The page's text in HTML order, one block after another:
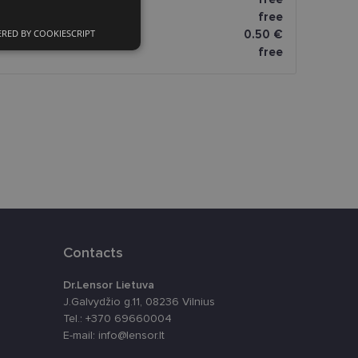
free
0.50 €
free
Contacts
Dr.Lensor Lietuva
J.Galvydžio g.11, 08236 Vilnius
Tel.: +370 69660004
E-mail: info@lensor.lt
slapukai
nuo tam tikro
BY COOKIESCRIPT